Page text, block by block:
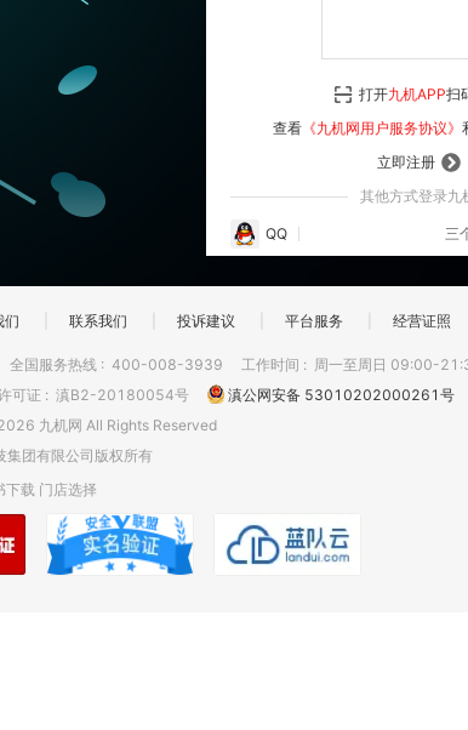
登 录
立即注册
其他方式登录九
QQ 三
打开九机APP扫
查看 《九机网用户服务协议》
们 联系我们 投诉建议 平台服务 经营证照
全国服务热线 : 400-008-3939 工作时间 : 周一至周日 09:00-
可证 : 滇B2-20180054号
滇公网安备 53010202000261号
九机网 All Rights Reserved
集团有限公司版权所有
下载 门店选择